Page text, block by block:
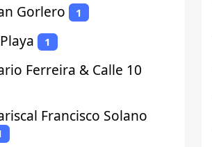
Gorlero 1
1
Ferreira & Calle 10
Francisco Solano